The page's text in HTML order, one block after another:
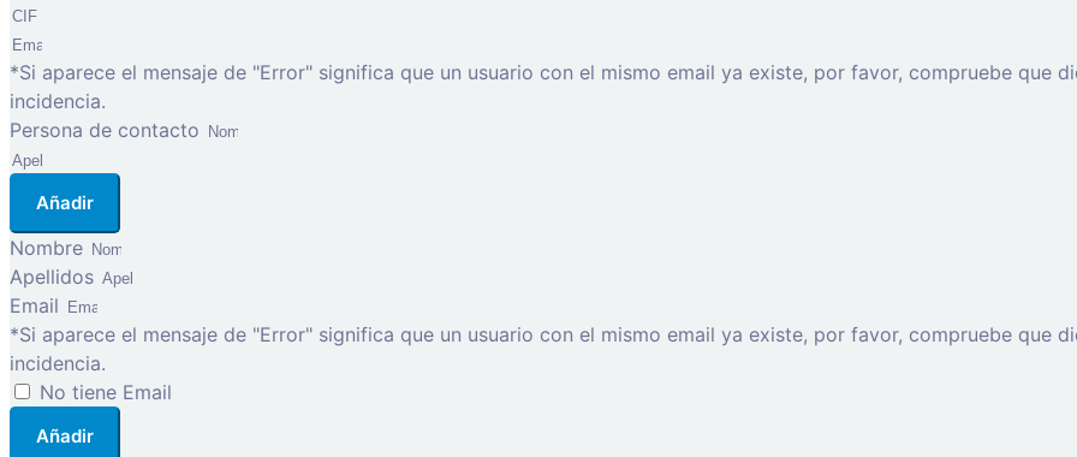
*Si aparece el mensaje de "Error" significa que un usuario con el mismo email ya existe, por favor, compruebe que
incidencia.
Persona de contacto
Añadir
Nombre
Apellidos
Email
*Si aparece el mensaje de "Error" significa que un usuario con el mismo email ya existe, por favor, compruebe que
incidencia.
No tiene Email
Añadir